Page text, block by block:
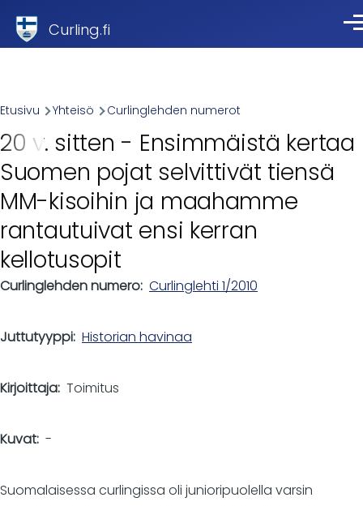
Curling.fi
Breadcrumb
Etusivu Yhteisö Curlinglehden numerot
20 v. sitten - Ensimmäistä kertaa
Suomen pojat selvittivät tiensä
MM-kisoihin ja maahamme
rantautuivat ensi kerran
kellotusopit
Curlinglehden numero Curlinglehti 1/2010
Juttutyyppi Historian havinaa
Kirjoittaja Toimitus
Kuvat -
Suomalaisessa curlingissa oli junioripuolella varsin